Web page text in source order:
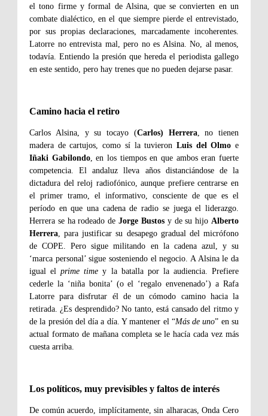
el tono firme y formal de Alsina, que se convierten en un
combate dialéctico, en el que siempre pierde el entrevistado,
por sus propias declaraciones, marcadamente incoherentes.
Latorre no entrevista mal, pero no es Alsina. No, al menos,
todavía. Entiendo la presión que hereda el periodista gallego
en este sentido, pero hay trenes que no pueden dejarse pasar.
Camino hacia el retiro
Carlos Alsina, y su tocayo (Carlos) Herrera, no tienen
madera de cartujos, como sí la tuvieron Luis del Olmo e
Iñaki Gabilondo, en los tiempos en que ambos eran fuerte
competencia. El andaluz lleva años distanciándose de la
dictadura del reloj radiofónico, aunque prefiere centrarse en
el primer tramo, el informativo, consciente de que es el
período en que una cadena de radio se juega el liderazgo.
Herrera se ha rodeado deJorge Bustosy de su hijoAlberto
Herrera, para justificar su desapego gradual del micrófono
de COPE. Pero sigue militando en la cadena azul, y su
‘marca personal’ sigue sosteniendo el negocio. A Alsina le da
igual elprime timey la batalla por la audiencia. Prefiere
cederle la ‘niña bonita’ (o el ‘regalo envenenado’) a Rafa
Latorre para disfrutar él de un cómodo camino hacia la
retirada. ¿Es desprendido? No tanto, está cansado del ritmo y
de la presión del día a día. Y mantener el “Más de uno” en su
actual formato de mañana completa se le hacía cada vez más
cuesta arriba.
Los políticos, muy previsibles y faltos de interés
De común acuerdo, implícitamente, sin alharacas, Onda Cero